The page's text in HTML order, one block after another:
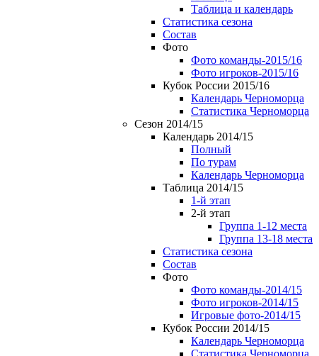
Таблица и календарь
Статистика сезона
Состав
Фото
Фото команды-2015/16
Фото игроков-2015/16
Кубок России 2015/16
Календарь Черноморца
Статистика Черноморца
Сезон 2014/15
Календарь 2014/15
Полный
По турам
Календарь Черноморца
Таблица 2014/15
1-й этап
2-й этап
Группа 1-12 места
Группа 13-18 места
Статистика сезона
Состав
Фото
Фото команды-2014/15
Фото игроков-2014/15
Игровые фото-2014/15
Кубок России 2014/15
Календарь Черноморца
Статистика Черноморца